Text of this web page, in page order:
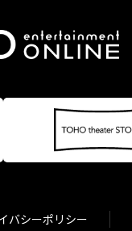
バシーポリシー